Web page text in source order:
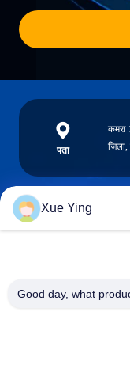
पता
कमरा
Xue Ying
Good day, what